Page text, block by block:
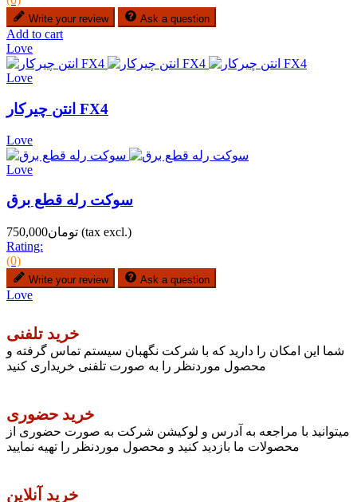
Write your review Ask a question
Add to cart
Love
Love
انتن چیرکار FX4
Love
Love
سوکت رله قطع برق
تومان750,000 (tax excl.)
Rating:
(0)
Write your review Ask a question
Love
خرید تلفنی
شما این امکان را دارید که با شرکت نگهبان سیستم تماس گرفته و
محصول موردنظر را به صورت تلفنی خریداری کنید
خرید حضوری
میتوانید با مراجعه به آدرس و لوکیشن شرکت به صورت حضوری از
محصولات ما بازدید کنید و محصول موردنظر را تهیه نمایید
خرید آنلاین